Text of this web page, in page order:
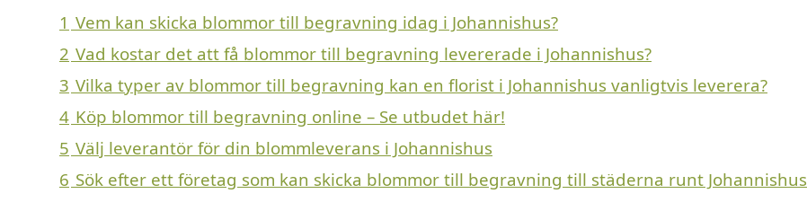
1 Vem kan skicka blommor till begravning idag i Johannishus?
2 Vad kostar det att få blommor till begravning levererade i Johannishus?
3 Vilka typer av blommor till begravning kan en florist i Johannishus vanligtvis leverera?
4 Köp blommor till begravning online – Se utbudet här!
5 Välj leverantör för din blommleverans i Johannishus
6 Sök efter ett företag som kan skicka blommor till begravning till städerna runt Johannishus